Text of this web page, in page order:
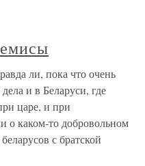
ли, пока что очень
и в Беларуси, где
царе, и при
о каком-то добровольном
с братской